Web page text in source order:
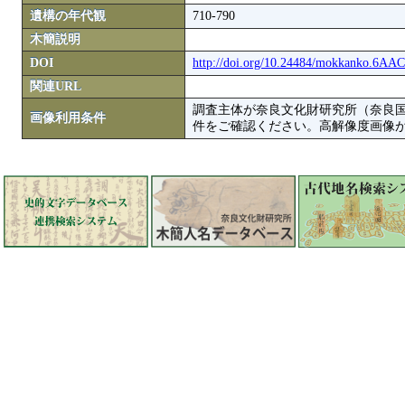
遺構の年代観
710-790
木簡説明
DOI
http://doi.org/10.24484/
関連URL
画像利用条件
調査主体が奈良文化財研究所（奈良
件をご確認ください。高解像度画像